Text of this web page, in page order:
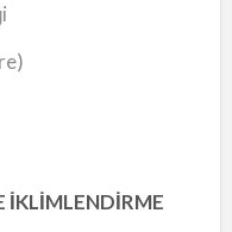
İKLİMLENDİRME